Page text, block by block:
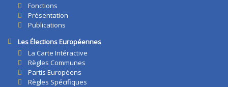
Fonctions
Présentation
Publications
Les Élections Européennes
La Carte Intéractive
Règles Communes
Partis Européens
Règles Spécifiques